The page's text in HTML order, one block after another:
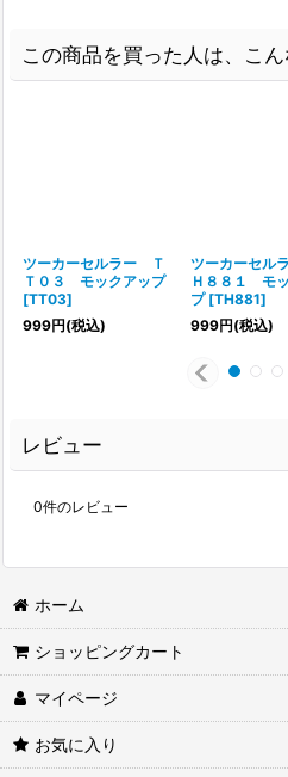
この商品を買った人は、こ
ツーカーセルラー Ｔ
Ｔ０３ モックアップ
[TT03]
999円(税込)
ツーカーセル
Ｈ８８１ モ
プ [TH881]
999円(税込)
レビュー
0件のレビュー
ホーム
ショッピングカート
マイページ
お気に入り